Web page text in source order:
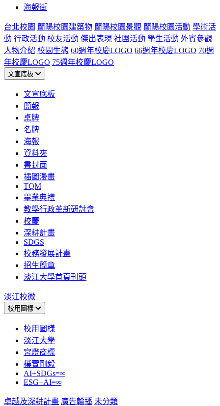
海報街
台北校園 蘭陽校園建築物 蘭陽校園景觀 蘭陽校園活動 學術活
動 行政活動 校友活動 傑出表現 社團活動 學生活動 外賓參觀
人物介紹 校園生態 60週年校慶LOGO 66週年校慶LOGO 70週
年校慶LOGO 75週年校慶LOGO
文宣底板
文宣底板
簡報
桌牌
名牌
海報
資料夾
書封面
插圖漫畫
TQM
畢業典禮
教學行政革新研討會
校慶
深耕計畫
SDGS
校務發展計畫
招生簡章
淡江大學首頁刊頭
淡江校徽
校用圖樣
校用圖樣
淡江大學
宮燈商標
樸實剛毅
AI+SDGs=∞
ESG+AI=∞
卓越及深耕計畫 廣告輪播 未分類